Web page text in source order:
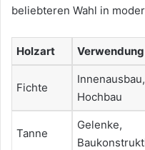
beliebteren Wahl in
Holzart Verwendung
Fichte
Innenausbau,
Hochbau
Tanne
Gelenke,